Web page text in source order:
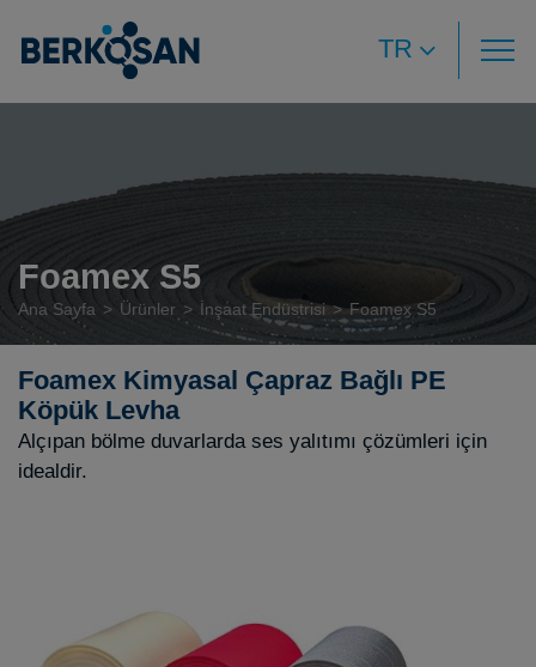
TR
Foamex S5
Ana Sayfa Ürünler İnşaat Endüstrisi Foamex S5
Foamex Kimyasal Çapraz Bağlı PE
Köpük Levha
Alçıpan bölme duvarlarda ses yalıtımı çözümleri için
idealdir.